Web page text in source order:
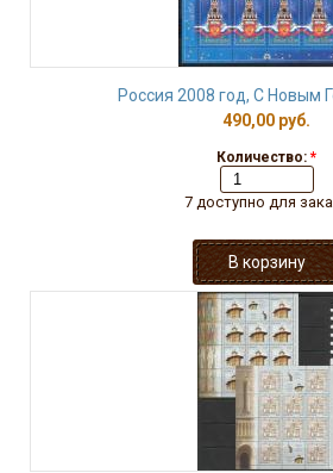
Россия 2008 год, С Новым
490,00 руб.
Количество: *
7 доступно для